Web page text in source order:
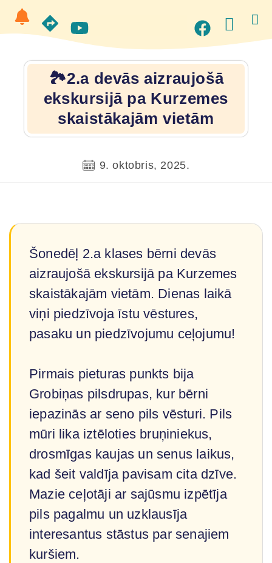
🏞️2.a devās aizraujošā
ekskursijā pa Kurzemes
skaistākajām vietām
9. oktobris, 2025.
Šonedēļ 2.a klases bērni devās
aizraujošā ekskursijā pa Kurzemes
skaistākajām vietām. Dienas laikā
viņi piedzīvoja īstu vēstures,
pasaku un piedzīvojumu ceļojumu!
Pirmais pieturas punkts bija
Grobiņas pilsdrupas, kur bērni
iepazinās ar seno pils vēsturi. Pils
mūri lika iztēloties bruņiniekus,
drosmīgas kaujas un senus laikus,
kad šeit valdīja pavisam cita dzīve.
Mazie ceļotāji ar sajūsmu izpētīja
pils pagalmu un uzklausīja
interesantus stāstus par senajiem
kuršiem.